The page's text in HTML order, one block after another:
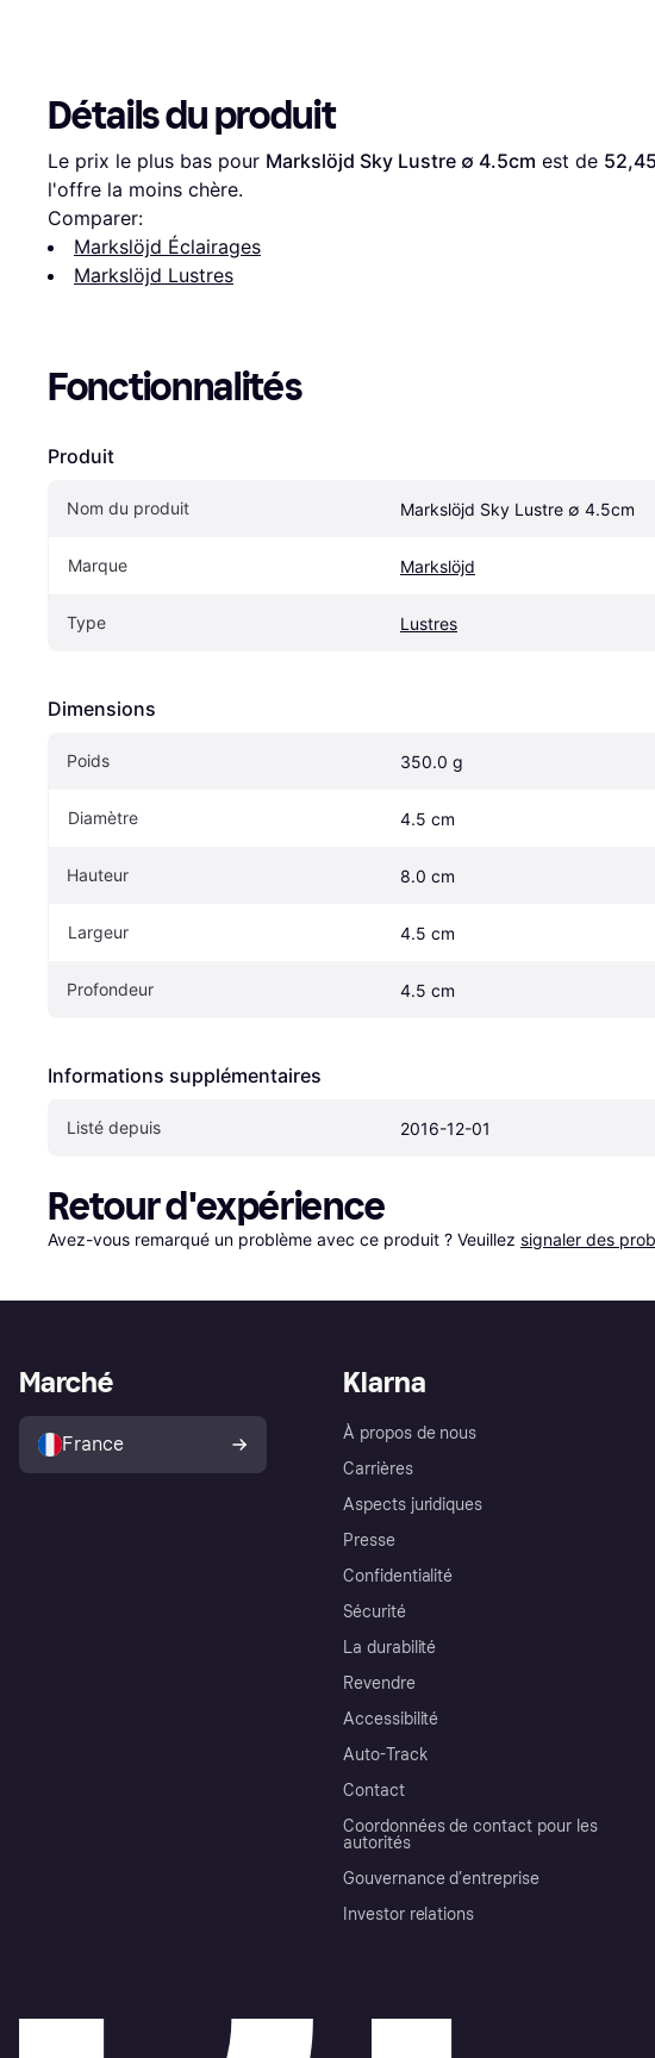
Détails du produit
Le prix le plus bas pour Markslöjd Sky Lustre ∅ 4.5cm est de
l'offre la moins chère.
Comparer:
Markslöjd Éclairages
Markslöjd Lustres
Fonctionnalités
Produit
Nom du produit Markslöjd Sky Lustre ∅ 4.5cm
Marque Markslöjd
Type Lustres
Dimensions
Poids 350.0 g
Diamètre 4.5 cm
Hauteur 8.0 cm
Largeur 4.5 cm
Profondeur 4.5 cm
Informations supplémentaires
Listé depuis 2016-12-01
Retour d'expérience
Avez-vous remarqué un problème avec ce produit ? Veuillez signaler des
Klarna
À propos de nous
Carrières
Aspects juridiques
Presse
Confidentialité
Sécurité
La durabilité
Revendre
Accessibilité
Auto-Track
Contact
Coordonnées de contact pour les
autorités
Gouvernance d’entreprise
Investor relations
Marché
France